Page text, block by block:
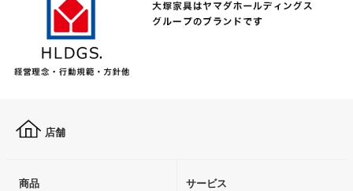
店舗
商品 サービス